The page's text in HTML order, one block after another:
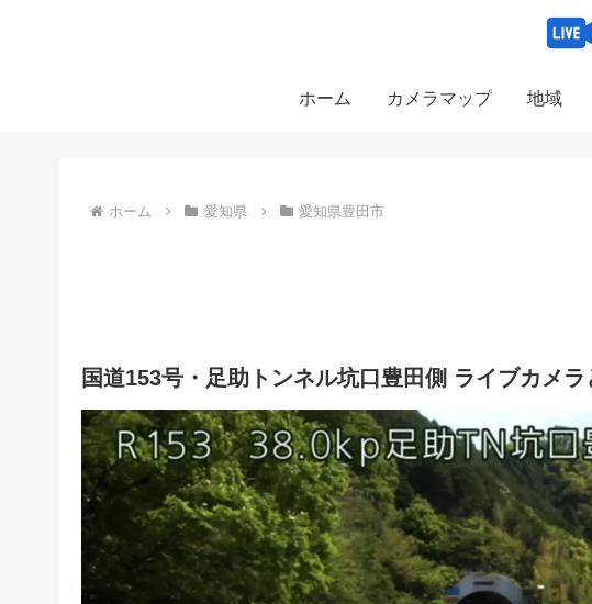
ホーム カメラマップ 地域
ホーム 愛知県 愛知県豊田市
国道153号・足助トンネル坑口豊田側 ライブカメ